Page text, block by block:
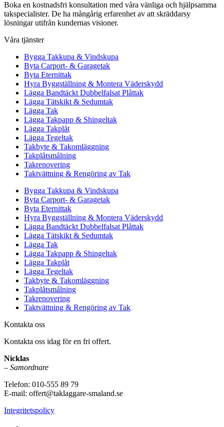
Boka en kostnadsfri konsultation med våra vänliga och hjälpsamma
takspecialister. De ha mångårig erfarenhet av att skräddarsy
lösningar utifrån kundernas visioner.
Våra tjänster
Bygga Takkupa & Vindskupa
Byta Carport- & Garagetak
Byta Eternittak
Hyra Byggställning & Montera Väderskydd
Lägga Bandtäckt Dubbelfalsat Plåttak
Lägga Tätskikt & Sedumtak
Lägga Tak
Lägga Takpapp & Shingeltak
Lägga Takplåt
Lägga Tegeltak
Takbyte & Takomläggning
Takplåtsmålning
Takrenovering
Taktvättning & Rengöring av Tak
Bygga Takkupa & Vindskupa
Byta Carport- & Garagetak
Byta Eternittak
Hyra Byggställning & Montera Väderskydd
Lägga Bandtäckt Dubbelfalsat Plåttak
Lägga Tätskikt & Sedumtak
Lägga Tak
Lägga Takpapp & Shingeltak
Lägga Takplåt
Lägga Tegeltak
Takbyte & Takomläggning
Takplåtsmålning
Takrenovering
Taktvättning & Rengöring av Tak
Kontakta oss
Kontakta oss idag för en fri offert.
Nicklas
– Samordnare
Telefon: 010-555 89 79
E-mail: offert@taklaggare-smaland.se
Integritetspolicy